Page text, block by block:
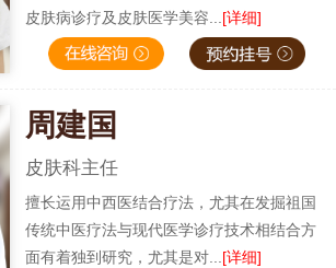
皮肤病诊疗及皮肤医学美容... [详细]
周建国
皮肤科主任
擅长运用中西医结合疗法，尤其在发掘祖国
传统中医疗法与现代医学诊疗技术相结合方
面有着独到研究，尤其是对...[详细]